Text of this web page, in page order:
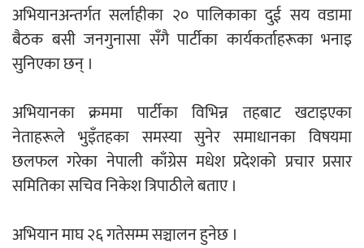
परियोजना सकिनै लाग्दा खुल्यो वन उद्यमीले
अभियानअन्तर्गत सर्लाहीका २० पालिकाका दुई सय वडामा
बैठक बसी जनगुनासा सँगै पार्टीका कार्यकर्ताहरूका भनाइ
सुनिएका छन् ।
अभियानका क्रममा पार्टीका विभिन्न तहबाट खटाइएका
नेताहरूले भुइँतहका समस्या सुनेर समाधानका विषयमा
छलफल गरेका नेपाली काँग्रेस मधेश प्रदेशको प्रचार प्रसार
समितिका सचिव निकेश त्रिपाठीले बताए ।
अभियान माघ २६ गतेसम्म सञ्चालन हुनेछ ।